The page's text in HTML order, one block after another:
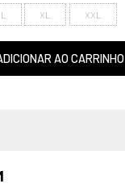
L XL XXL
AO CARRINHO